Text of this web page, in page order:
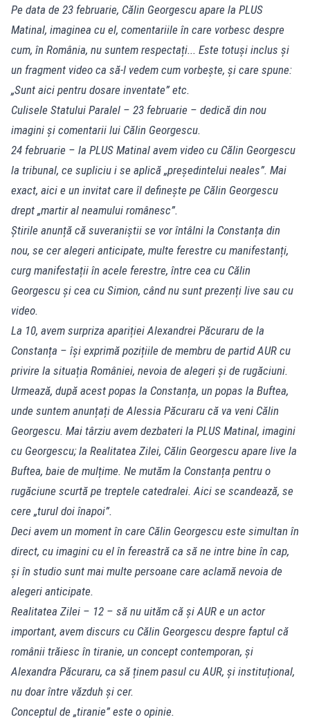
Pe data de 23 februarie, Călin Georgescu apare la PLUS
Matinal, imaginea cu el, comentariile în care vorbesc despre
cum, în România, nu suntem respectați... Este totuși inclus și
un fragment video ca să-l vedem cum vorbește, și care spune:
„Sunt aici pentru dosare inventate” etc.
Culisele Statului Paralel – 23 februarie – dedică din nou
imagini și comentarii lui Călin Georgescu.
24 februarie – la PLUS Matinal avem video cu Călin Georgescu
la tribunal, ce supliciu i se aplică „președintelui neales”. Mai
exact, aici e un invitat care îl definește pe Călin Georgescu
drept „martir al neamului românesc”.
Știrile anunță că suveraniștii se vor întâlni la Constanța din
nou, se cer alegeri anticipate, multe ferestre cu manifestanți,
curg manifestații în acele ferestre, între cea cu Călin
Georgescu și cea cu Simion, când nu sunt prezenți live sau cu
video.
La 10, avem surpriza apariției Alexandrei Păcuraru de la
Constanța – își exprimă pozițiile de membru de partid AUR cu
privire la situația României, nevoia de alegeri și de rugăciuni.
Urmează, după acest popas la Constanța, un popas la Buftea,
unde suntem anunțați de Alessia Păcuraru că va veni Călin
Georgescu. Mai târziu avem dezbateri la PLUS Matinal, imagini
cu Georgescu; la Realitatea Zilei, Călin Georgescu apare live la
Buftea, baie de mulțime. Ne mutăm la Constanța pentru o
rugăciune scurtă pe treptele catedralei. Aici se scandează, se
cere „turul doi înapoi”.
Deci avem un moment în care Călin Georgescu este simultan în
direct, cu imagini cu el în fereastră ca să ne intre bine în cap,
și în studio sunt mai multe persoane care aclamă nevoia de
alegeri anticipate.
Realitatea Zilei – 12 – să nu uităm că și AUR e un actor
important, avem discurs cu Călin Georgescu despre faptul că
românii trăiesc în tiranie, un concept contemporan, și
Alexandra Păcuraru, ca să ținem pasul cu AUR, și instituțional,
nu doar între văzduh și cer.
Conceptul de „tiranie” este o opinie.